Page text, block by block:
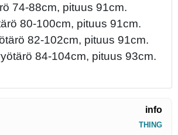
74-88cm, pituus 91cm.
80-100cm, pituus 91cm.
82-102cm, pituus 91cm.
84-104cm, pituus 93cm.
info
THING